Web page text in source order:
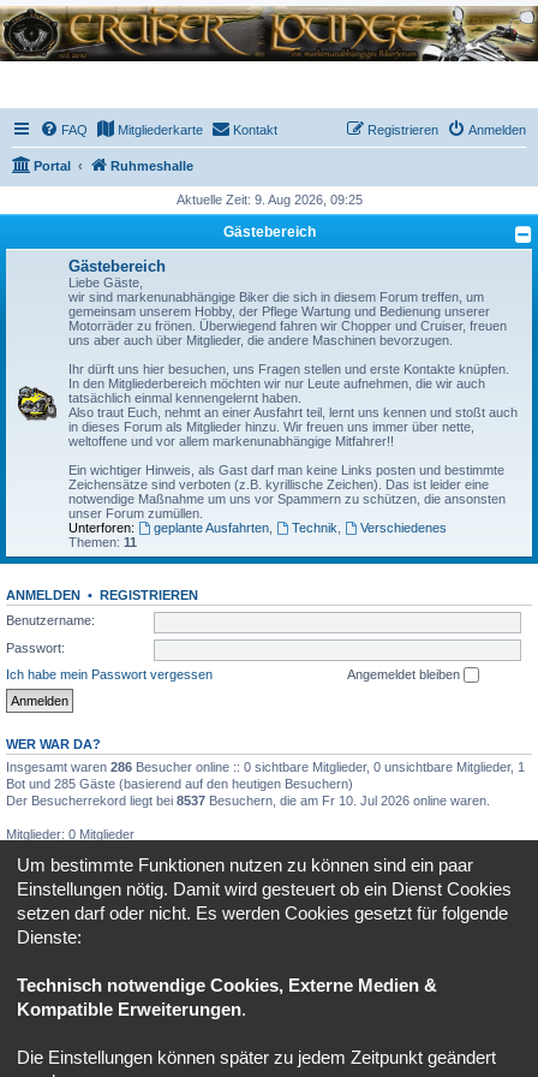
FAQ Mitgliederkarte Kontakt Anmelden
Registrieren
Portal Ruhmeshalle
Aktuelle Zeit: 9. Aug 2026, 09:25
Gästebereich
Gästebereich
Liebe Gäste,
wir sind markenunabhängige Biker die sich in diesem Forum treffen, um
gemeinsam unserem Hobby, der Pflege Wartung und Bedienung unserer
Motorräder zu frönen. Überwiegend fahren wir Chopper und Cruiser, freuen
uns aber auch über Mitglieder, die andere Maschinen bevorzugen.
Ihr dürft uns hier besuchen, uns Fragen stellen und erste Kontakte knüpfen.
In den Mitgliederbereich möchten wir nur Leute aufnehmen, die wir auch
tatsächlich einmal kennengelernt haben.
Also traut Euch, nehmt an einer Ausfahrt teil, lernt uns kennen und stoßt auch
in dieses Forum als Mitglieder hinzu. Wir freuen uns immer über nette,
weltoffene und vor allem markenunabhängige Mitfahrer!!
Ein wichtiger Hinweis, als Gast darf man keine Links posten und bestimmte
Zeichensätze sind verboten (z.B. kyrillische Zeichen). Das ist leider eine
notwendige Maßnahme um uns vor Spammern zu schützen, die ansonsten
unser Forum zumüllen.
Unterforen:
geplante Ausfahrten, Technik
Verschiedenes
Themen: 11
ANMELDEN • REGISTRIEREN
Benutzername:
Passwort:
Ich habe mein Passwort vergessen
Angemeldet bleiben
WER WAR DA?
Insgesamt waren 286 Besucher online :: 0 sichtbare Mitglieder, 0 unsichtbare Mitglieder, 1
Bot und 285 Gäste (basierend auf den heutigen Besuchern)
Der Besucherrekord liegt bei 8537 Besuchern, die am Fr 10. Jul 2026 online waren.
Mitglieder: 0 Mitglieder
WER IST ONLINE?
Insgesamt sind18Besucher online :: 1 sichtbares Mitglied, 0 unsichtbare Mitglieder und 17
Gäste (basierend auf den aktiven Besuchern der letzten 5 Minuten)
Der Besucherrekord liegt bei
online waren.
STATISTIK
Beiträge insgesamt 10482• Themen insgesamt
Portal Ruhmeshalle Alle Zeiten sindUTC+02:00
Um bestimmte Funktionen nutzen zu können sind ein paar
Einstellungen nötig. Damit wird gesteuert ob ein Dienst Cookies
setzen darf oder nicht. Es werden Cookies gesetzt für folgende
Dienste:
Technisch notwendige Cookies, Externe Medien &
Kompatible Erweiterungen.
Die Einstellungen können später zu jedem Zeitpunkt geändert